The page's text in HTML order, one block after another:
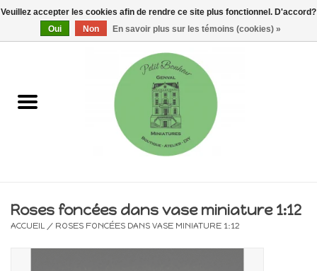
0 Articles - €0,00
Maisons, vitrines & kits
Electricité
Roses foncées dans vase miniature 1:12
ACCUEIL / ROSES FONCÉES DANS VASE MINIATURE 1:12
Veuillez accepter les cookies afin de rendre ce site plus fonctionnel. D'accord?
Oui
Non En savoir plus sur les témoins (cookies) »